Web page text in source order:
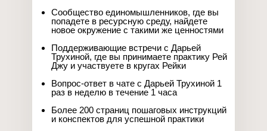
Сообщество единомышленников, где вы
попадете в ресурсную среду, найдете
новое окружение с такими же ценностями
Поддерживающие встречи с Дарьей
Трухиной, где вы принимаете практику Рей
Джу и участвуете в кругах Рейки
Вопрос-ответ в чате с Дарьей Трухиной 1
раз в неделю в течение 1 часа
Более 200 страниц пошаговых инструкций
и конспектов для успешной практики